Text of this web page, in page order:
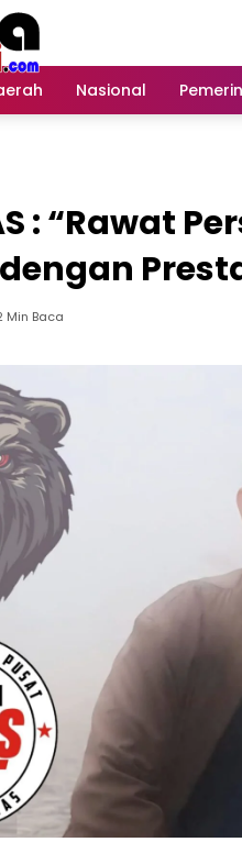
Nasional
: “Rawat
Min Baca